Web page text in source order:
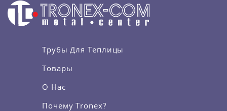
Трубы Для Теплицы
Товары
О Нас
Почему Tronex?